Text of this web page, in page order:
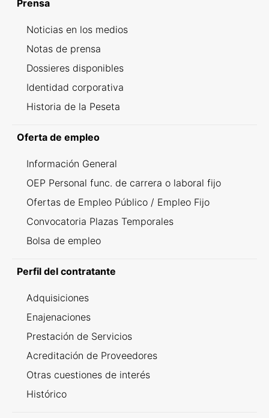
Prensa
Noticias en los medios
Notas de prensa
Dossieres disponibles
Identidad corporativa
Historia de la Peseta
Oferta de empleo
Información General
OEP Personal func. de carrera o laboral fijo
Ofertas de Empleo Público / Empleo Fijo
Convocatoria Plazas Temporales
Bolsa de empleo
Perfil del contratante
Adquisiciones
Enajenaciones
Prestación de Servicios
Acreditación de Proveedores
Otras cuestiones de interés
Histórico